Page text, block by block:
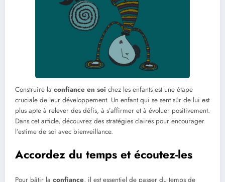
Construire la confiance en soi chez les enfants est une étape
cruciale de leur développement. Un enfant qui se sent sûr de lui est
plus apte à relever des défis, à s’affirmer et à évoluer positivement.
Dans cet article, découvrez des stratégies claires pour encourager
l’estime de soi avec bienveillance.
Accordez du temps et écoutez-les
Pour bâtir la confiance, il est essentiel de passer du temps de